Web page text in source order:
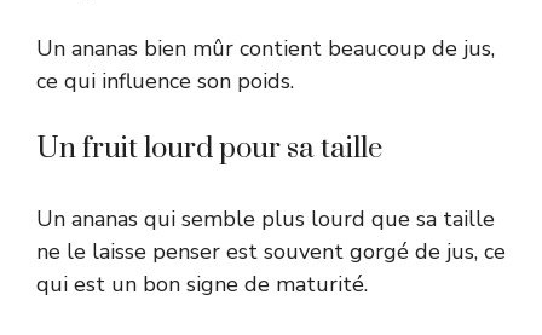
Un ananas bien mûr contient beaucoup de jus,
ce qui influence son poids.
Un fruit lourd pour sa taille
Un ananas qui semble plus lourd que sa taille
ne le laisse penser est souvent gorgé de jus, ce
qui est un bon signe de maturité.